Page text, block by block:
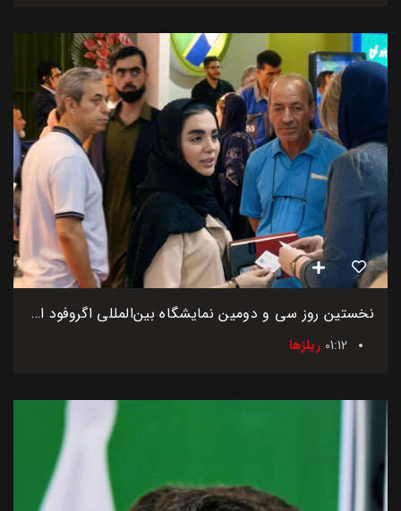
نخستین روز سی و دومین نمایشگاه بین‌المللی اگروفود ایران
01:12 ریلزها